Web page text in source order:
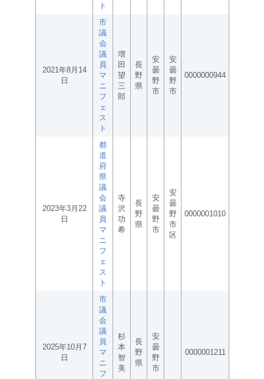
ト
2021年8月14
日
市
議
会
議
員
マ
ニ
フ
ェ
ス
ト
増
田
望
三
郎
長
野
県
安
曇
野
市
安
曇
野
市
0000000944
2023年3月22
日
都
道
府
県
議
会
議
員
マ
ニ
フ
ェ
ス
ト
寺
沢
功
希
長
野
県
安
曇
野
市
安
曇
野
市
区
0000001010
2025年10月7
日
市
議
会
議
員
マ
ニ
フ
杉
本
智
美
長
野
県
安
曇
野
市
0000001211